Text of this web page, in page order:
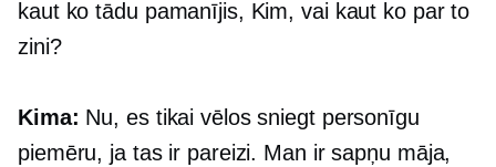
kaut ko tādu pamanījis, Kim, vai kaut ko par to
zini?
Kima: Nu, es tikai vēlos sniegt personīgu
piemēru, ja tas ir pareizi. Man ir sapņu māja,